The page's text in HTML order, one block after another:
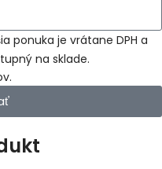
ponuka je vrátane DPH a
na sklade.